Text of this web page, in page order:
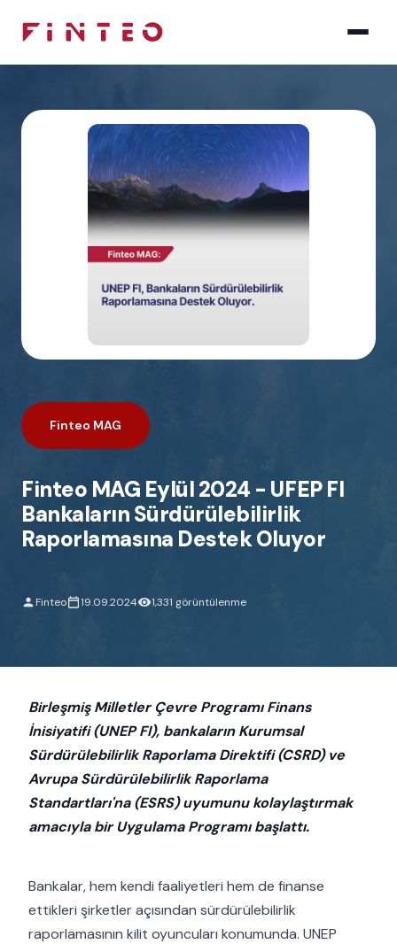
Finteo MAG
Finteo MAG Eylül 2024 - UFEP FI
Bankaların Sürdürülebilirlik
Raporlamasına Destek Oluyor
Finteo 19.09.2024 1,331 görüntülenme
Birleşmiş Milletler Çevre Programı Finans
İnisiyatifi (UNEP FI), bankaların Kurumsal
Sürdürülebilirlik Raporlama Direktifi (CSRD) ve
Avrupa Sürdürülebilirlik Raporlama
Standartları'na (ESRS) uyumunu kolaylaştırmak
amacıyla bir Uygulama Programı başlattı.
Bankalar, hem kendi faaliyetleri hem de finanse
ettikleri şirketler açısından sürdürülebilirlik
raporlamasının kilit oyuncuları konumunda. UNEP